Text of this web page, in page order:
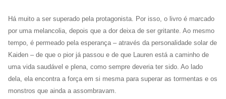
Há muito a ser superado pela protagonista. Por isso, o livro é marcado
por uma melancolia, depois que a dor deixa de ser gritante. Ao mesmo
tempo, é permeado pela esperança – através da personalidade solar de
Kaiden – de que o pior já passou e de que Lauren está a caminho de
uma vida saudável e plena, como sempre deveria ter sido. Ao lado
dela, ela encontra a força em si mesma para superar as tormentas e os
monstros que ainda a assombravam.